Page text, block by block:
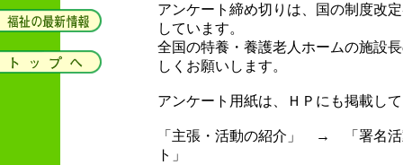
アンケート締め切りは、国の制度改
しています。
全国の特養・養護老人ホームの施設
しくお願いします。
アンケート用紙は、ＨＰにも掲載し
「主張・活動の紹介」 → 「署名
ト」